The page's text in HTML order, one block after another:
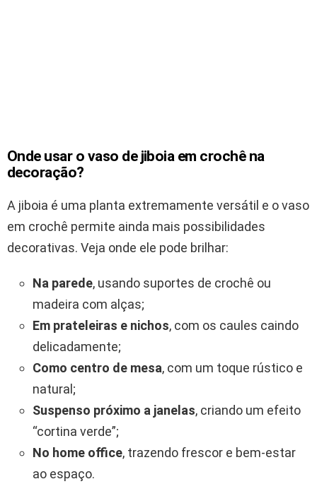
Onde usar o vaso de jiboia em crochê na
decoração?
A jiboia é uma planta extremamente versátil e o vaso
em crochê permite ainda mais possibilidades
decorativas. Veja onde ele pode brilhar:
Na parede, usando suportes de crochê ou
madeira com alças;
Em prateleiras e nichos, com os caules caindo
delicadamente;
Como centro de mesa, com um toque rústico e
natural;
Suspenso próximo a janelas, criando um efeito
“cortina verde”;
No home office, trazendo frescor e bem-estar
ao espaço.